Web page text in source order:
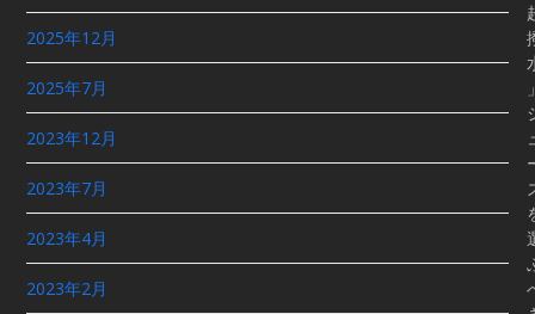
2025年12月
2025年7月
2023年12月
2023年7月
2023年4月
2023年2月